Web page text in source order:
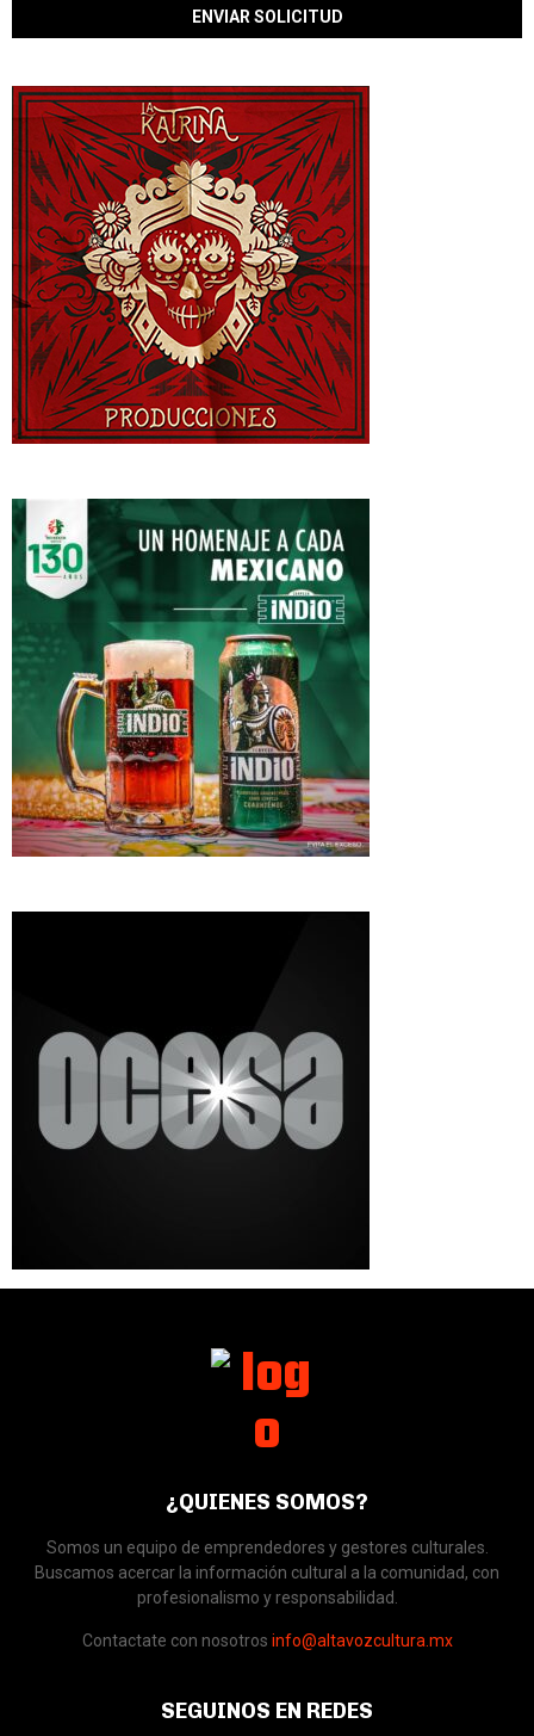
¿QUIENES SOMOS?
Somos un equipo de emprendedores y gestores culturales.
Buscamos acercar la información cultural a la comunidad, con
profesionalismo y responsabilidad.
Contactate con nosotros info@altavozcultura.mx
SEGUINOS EN REDES